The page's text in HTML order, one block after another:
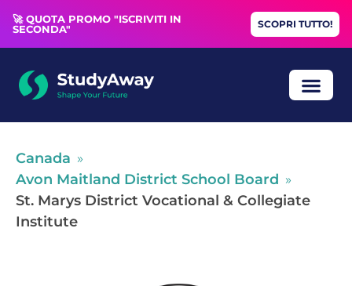
🚀 QUOTA PROMO "ISCRIVITI IN
SECONDA"
SCOPRI TUTTO!
Canada »
Avon Maitland District School Board »
St. Marys District Vocational & Collegiate
Institute